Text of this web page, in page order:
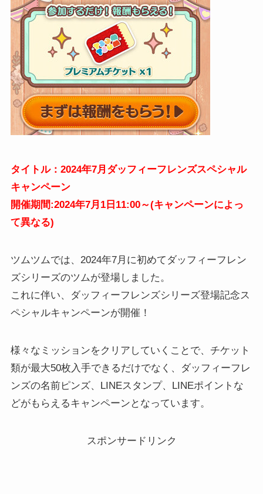
タイトル：2024年7月ダッフィーフレンズスペシャル
キャンペーン
開催期間:2024年7月1日11:00～(キャンペーンによっ
て異なる)
ツムツムでは、2024年7月に初めてダッフィーフレン
ズシリーズのツムが登場しました。
これに伴い、ダッフィーフレンズシリーズ登場記念ス
ペシャルキャンペーンが開催！
様々なミッションをクリアしていくことで、チケット
類が最大50枚入手できるだけでなく、ダッフィーフレ
ンズの名前ピンズ、LINEスタンプ、LINEポイントな
どがもらえるキャンペーンとなっています。
スポンサードリンク